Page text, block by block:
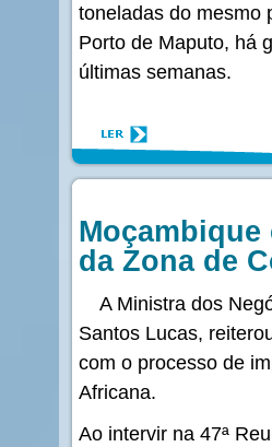
toneladas do mesmo
Porto de Maputo, há
últimas semanas.
da Zona de
A Ministra dos
Santos Lucas,
com o processo de
Africana.
Ao intervir na 47ª